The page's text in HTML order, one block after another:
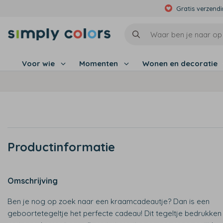
Gratis
Voor wie Momenten Wonen en decoratie
Productinformatie
Omschrijving
Ben je nog op zoek naar een kraamcadeautje? Dan is een
geboortetegeltje het perfecte cadeau! Dit tegeltje bedrukken